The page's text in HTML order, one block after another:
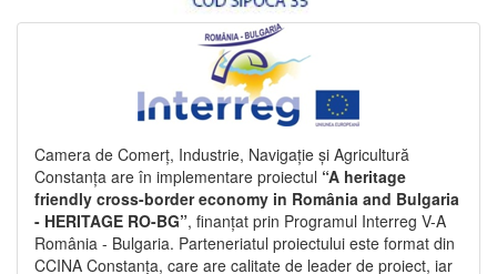
Camera de Comerț, Industrie, Navigație și Agricultură
Constanța are în implementare proiectul “A heritage
friendly cross-border economy in România and Bulgaria
- HERITAGE RO-BG”, finanțat prin Programul Interreg V-A
România - Bulgaria. Parteneriatul proiectului este format din
CCINA Constanța, care are calitate de leader de proiect, iar